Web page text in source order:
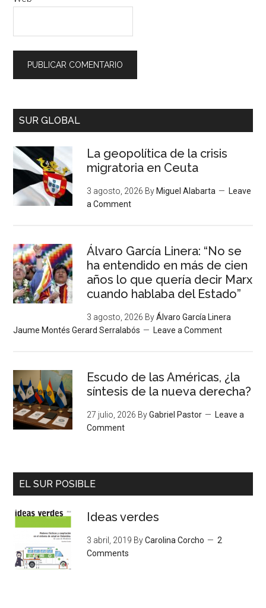
SUR GLOBAL
La geopolítica de la crisis
migratoria en Ceuta
3 agosto, 2026 By Miguel Alabarta
Leave
a Comment
Álvaro García Linera: “No se
ha entendido en más de cien
años lo que quería decir Marx
cuando hablaba del Estado”
3 agosto, 2026 ByÁlvaro García Linera
Jaume Montés Gerard Serralabós
Leave a Comment
Escudo de las Américas, ¿la
síntesis de la nueva derecha?
27 julio, 2026 ByGabriel Pastor
Leave a
Comment
EL SUR POSIBLE
Ideas verdes
3 abril, 2019 ByCarolina Corcho
2
Comments